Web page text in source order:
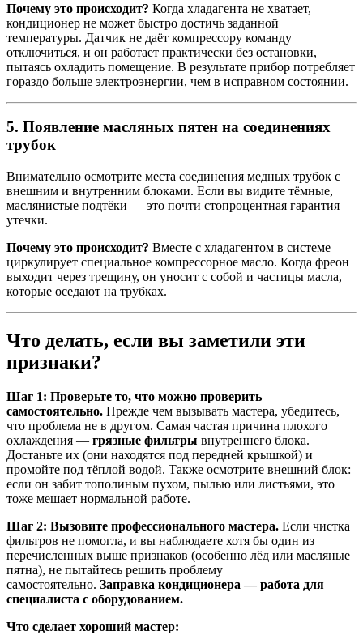
Почему это происходит? Когда хладагента не хватает,
кондиционер не может быстро достичь заданной
температуры. Датчик не даёт компрессору команду
отключиться, и он работает практически без остановки,
пытаясь охладить помещение. В результате прибор потребляет
гораздо больше электроэнергии, чем в исправном состоянии.
5. Появление масляных пятен на соединениях
трубок
Внимательно осмотрите места соединения медных трубок с
внешним и внутренним блоками. Если вы видите тёмные,
маслянистые подтёки — это почти стопроцентная гарантия
утечки.
Почему это происходит? Вместе с хладагентом в системе
циркулирует специальное компрессорное масло. Когда фреон
выходит через трещину, он уносит с собой и частицы масла,
которые оседают на трубках.
Что делать, если вы заметили эти
признаки?
Шаг 1: Проверьте то, что можно проверить
самостоятельно. Прежде чем вызывать мастера, убедитесь,
что проблема не в другом. Самая частая причина плохого
охлаждения — грязные фильтры внутреннего блока.
Достаньте их (они находятся под передней крышкой) и
промойте под тёплой водой. Также осмотрите внешний блок:
если он забит тополиным пухом, пылью или листьями, это
тоже мешает нормальной работе.
Шаг 2: Вызовите профессионального мастера. Если чистка
фильтров не помогла, и вы наблюдаете хотя бы один из
перечисленных выше признаков (особенно лёд или масляные
пятна), не пытайтесь решить проблему
самостоятельно. Заправка кондиционера — работа для
специалиста с оборудованием.
Что сделает хороший мастер: